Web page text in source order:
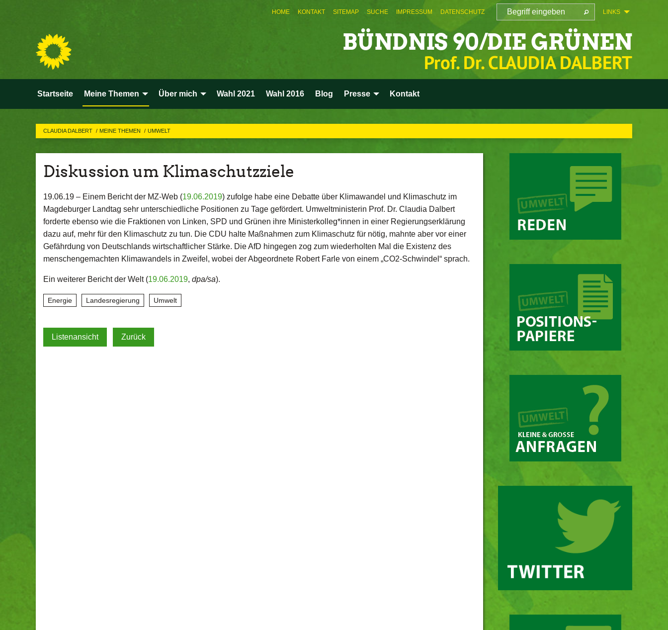
LINKS
HOME KONTAKT SITEMAP SUCHE IMPRESSUM DATENSCHUTZ
BÜNDNIS 90/DIE GRÜNEN
Prof. Dr. CLAUDIA DALBERT
Startseite Meine Themen Über mich Wahl 2021 Wahl 2016 Blog Presse Kontakt
CLAUDIA DALBERT MEINE THEMEN UMWELT
Diskussion um Klimaschutzziele
19.06.19 – Einem Bericht der MZ-Web (19.06.2019) zufolge habe eine Debatte über Klimawandel und Klimaschutz im
Magdeburger Landtag sehr unterschiedliche Positionen zu Tage gefördert. Umweltministerin Prof. Dr. Claudia Dalbert
forderte ebenso wie die Fraktionen von Linken, SPD und Grünen ihre Ministerkolleg*innen in einer Regierungserklärung
dazu auf, mehr für den Klimaschutz zu tun. Die CDU halte Maßnahmen zum Klimaschutz für nötig, mahnte aber vor einer
Gefährdung von Deutschlands wirtschaftlicher Stärke. Die AfD hingegen zog zum wiederholten Mal die Existenz des
menschengemachten Klimawandels in Zweifel, wobei der Abgeordnete Robert Farle von einem „CO2-Schwindel“ sprach.
Ein weiterer Bericht der Welt (19.06.2019, dpa/sa).
Energie Landesregierung Umwelt
Listenansicht Zurück